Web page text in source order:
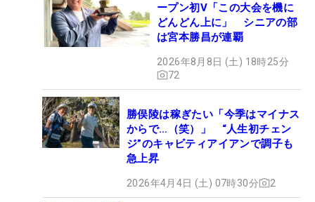
ープン初V「この大会を機に
どんどん上に」 シニアの部
は宮本勝昌が連覇
2026年8月8日 (土) 18時25分
72
勝俣陵は稼ぎたい「今季はマイナス
からで…（笑）」 “人生初チェン
ジ”のキャビティアイアンで調子も
急上昇
2026年4月4日 (土) 07時30分 2